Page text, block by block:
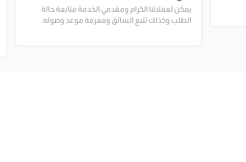
يمكن لعملائنا الكرام ومقدمي الخدمة متابعة حالة
الطلب وكذلك تتبع السائق ومعرفة موعد وصوله.